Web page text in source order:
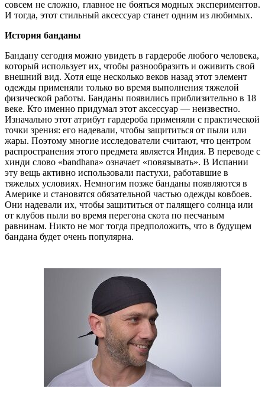
совсем не сложно, главное не бояться модных экспериментов.
И тогда, этот стильный аксессуар станет одним из любимых.
История банданы
Бандану сегодня можно увидеть в гардеробе любого человека,
который использует их, чтобы разнообразить и оживить свой
внешний вид. Хотя еще несколько веков назад этот элемент
одежды применяли только во время выполнения тяжелой
физической работы. Банданы появились приблизительно в 18
веке. Кто именно придумал этот аксессуар — неизвестно.
Изначально этот атрибут гардероба применяли с практической
точки зрения: его надевали, чтобы защититься от пыли или
жары. Поэтому многие исследователи считают, что центром
распространения этого предмета является Индия. В переводе с
хинди слово «bandhana» означает «повязывать». В Испании
эту вещь активно использовали пастухи, работавшие в
тяжелых условиях. Немногим позже банданы появляются в
Америке и становятся обязательной частью одежды ковбоев.
Они надевали их, чтобы защититься от палящего солнца или
от клубов пыли во время перегона скота по песчаным
равнинам. Никто не мог тогда предположить, что в будущем
бандана будет очень популярна.